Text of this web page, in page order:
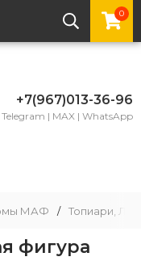
0
+7(967)013-36-96
Telegram | MAX | WhatsApp
МАФ / Топиари,
фигура